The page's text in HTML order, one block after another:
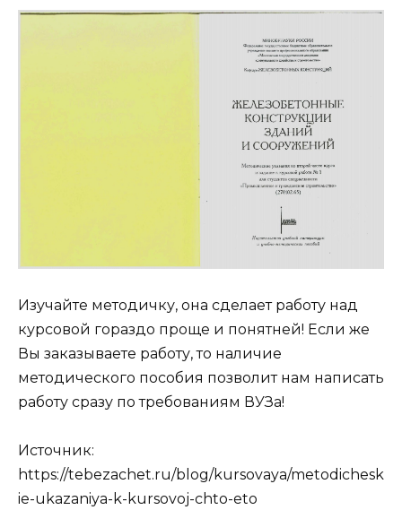
Изучайте методичку, она сделает работу над
курсовой гораздо проще и понятней! Если же
Вы заказываете работу, то наличие
методического пособия позволит нам написать
работу сразу по требованиям ВУЗа!
Источник:
https://tebezachet.ru/blog/kursovaya/metodichesk
ie-ukazaniya-k-kursovoj-chto-eto